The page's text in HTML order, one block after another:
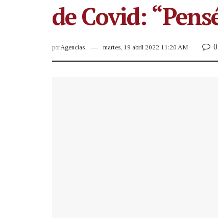
de Covid:
porAgencias martes, 19 abril 2022 11:20 AM 0